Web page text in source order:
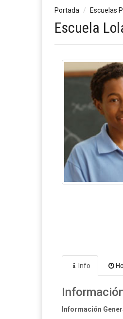
Portada Escuelas
Escuela
Info
Información